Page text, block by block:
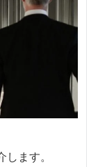
ます。